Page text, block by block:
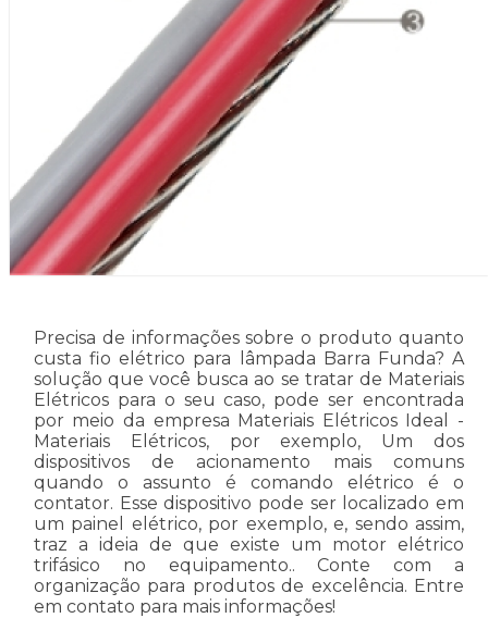
Precisa de informações sobre o produto quanto
custa fio elétrico para lâmpada Barra Funda? A
solução que você busca ao se tratar de Materiais
Elétricos para o seu caso, pode ser encontrada
por meio da empresa Materiais Elétricos Ideal -
Materiais Elétricos, por exemplo, Um dos
dispositivos de acionamento mais comuns
quando o assunto é comando elétrico é o
contator. Esse dispositivo pode ser localizado em
um painel elétrico, por exemplo, e, sendo assim,
traz a ideia de que existe um motor elétrico
trifásico no equipamento.. Conte com a
organização para produtos de excelência. Entre
em contato para mais informações!